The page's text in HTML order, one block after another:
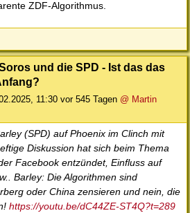
ZDF-Algorithmus.
und die SPD - Ist das das
11:30 vor 545 Tagen @ Martin
(SPD) auf Phoenix im Clinch mit
Diskussion hat sich beim Thema
Facebook entzündet, Einfluss auf
Barley: Die Algorithmen sind
oder China zensieren und nein, die
https://youtu.be/dC44ZE-ST4Q?t=289